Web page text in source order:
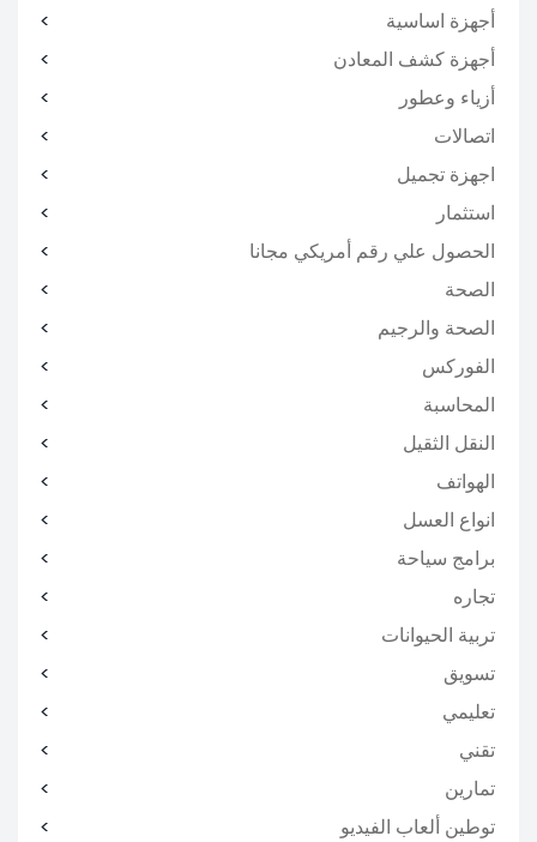
أجهزة اساسية
أجهزة كشف المعادن
أزياء وعطور
اتصالات
اجهزة تجميل
استثمار
الحصول علي رقم أمريكي مجانا
الصحة
الصحة والرجيم
الفوركس
المحاسبة
النقل الثقيل
الهواتف
انواع العسل
برامج سياحة
تجاره
تربية الحيوانات
تسويق
تعليمي
تقني
تمارين
توطين ألعاب الفيديو